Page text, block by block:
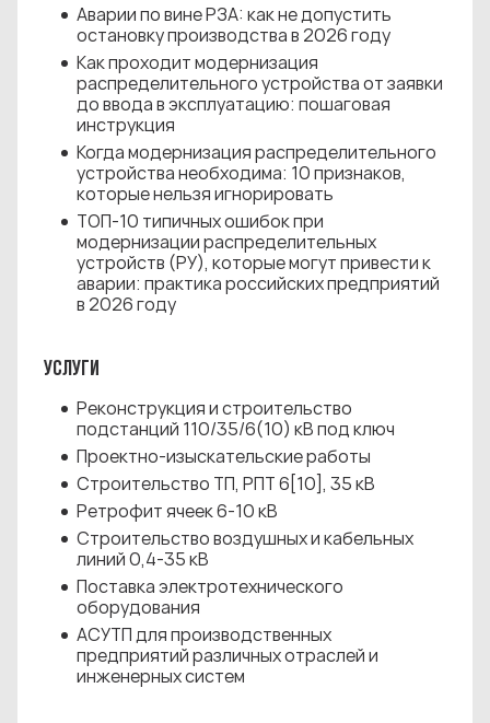
Аварии по вине РЗА: как не допустить
остановку производства в 2026 году
Как проходит модернизация
распределительного устройства от заявки
до ввода в эксплуатацию: пошаговая
инструкция
Когда модернизация распределительного
устройства необходима: 10 признаков,
которые нельзя игнорировать
ТОП-10 типичных ошибок при
модернизации распределительных
устройств (РУ), которые могут привести к
аварии: практика российских предприятий
в 2026 году
УСЛУГИ
Реконструкция и строительство
подстанций 110/35/6(10) кВ под ключ
Проектно-изыскательские работы
Строительство ТП, РПТ 6[10], 35 кВ
Ретрофит ячеек 6-10 кВ
Строительство воздушных и кабельных
линий 0,4-35 кВ
Поставка электротехнического
оборудования
АСУТП для производственных
предприятий различных отраслей и
инженерных систем